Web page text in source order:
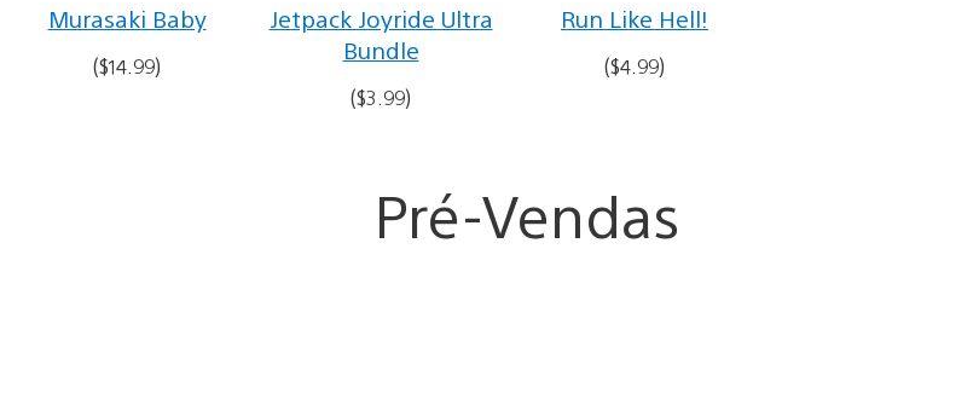
Murasaki Baby
($14.99)
Jetpack Joyride Ultra
Bundle
($3.99)
Run Like Hell!
($4.99)
Pré-Vendas